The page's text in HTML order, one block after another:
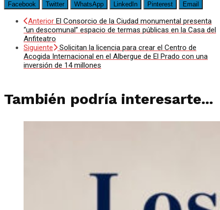
Facebook Twitter WhatsApp LinkedIn Pinterest Email
Anterior El Consorcio de la Ciudad monumental presenta
“un descomunal” espacio de termas públicas en la Casa del
Anfiteatro
Siguiente
Solicitan la licencia para crear el Centro de
Acogida Internacional en el Albergue de El Prado con una
inversión de 14 millones
También podría interesarte...